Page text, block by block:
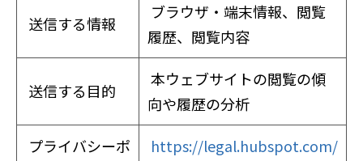
送信する情報
ブラウザ・端末情報、閲覧
履歴、閲覧内容
送信する目的
本ウェブサイトの閲覧の傾
向や履歴の分析
プライバシーポ
https://legal.hubspot.com/